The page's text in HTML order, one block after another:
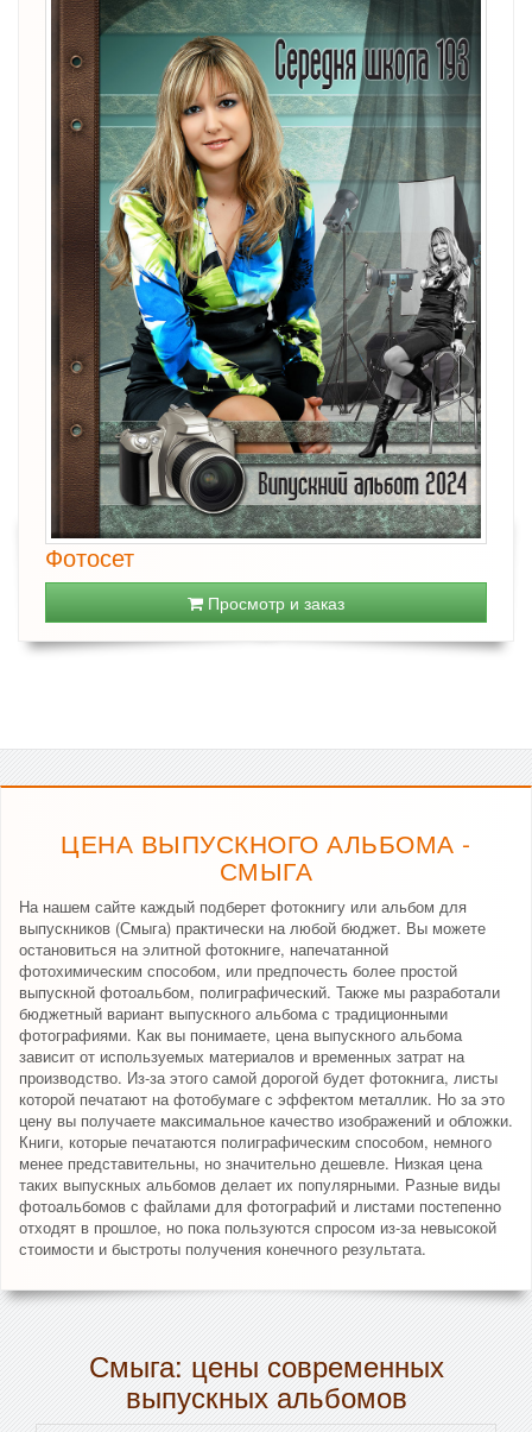
Фотосет
Просмотр и заказ
ЦЕНА ВЫПУСКНОГО АЛЬБОМА -
СМЫГА
На нашем сайте каждый подберет фотокнигу или альбом для
выпускников (Смыга) практически на любой бюджет. Вы можете
остановиться на элитной фотокниге, напечатанной
фотохимическим способом, или предпочесть более простой
выпускной фотоальбом, полиграфический. Также мы разработали
бюджетный вариант выпускного альбома с традиционными
фотографиями. Как вы понимаете, цена выпускного альбома
зависит от используемых материалов и временных затрат на
производство. Из-за этого самой дорогой будет фотокнига, листы
которой печатают на фотобумаге с эффектом металлик. Но за это
цену вы получаете максимальное качество изображений и обложки.
Книги, которые печатаются полиграфическим способом, немного
менее представительны, но значительно дешевле. Низкая цена
таких выпускных альбомов делает их популярными. Разные виды
фотоальбомов с файлами для фотографий и листами постепенно
отходят в прошлое, но пока пользуются спросом из-за невысокой
стоимости и быстроты получения конечного результата.
Смыга: цены современных
выпускных альбомов